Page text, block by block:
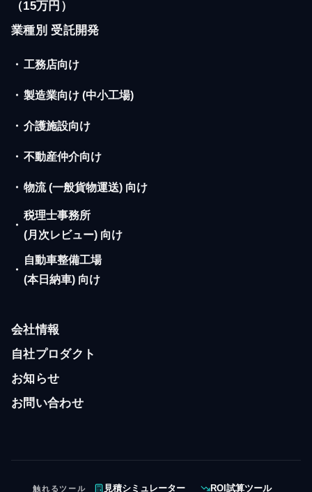
（15万円）
業種別 受託開発
・ 工務店向け
・ 製造業向け (中小工場)
・ 介護施設向け
・ 不動産仲介向け
・ 物流 (一般貨物運送) 向け
・
税理士事務所
(月次レビュー) 向け
・
自動車整備工場
(本日納車) 向け
会社情報
自社プロダクト
お知らせ
お問い合わせ
触れるツール 見積シミュレーター ROI試算ツール